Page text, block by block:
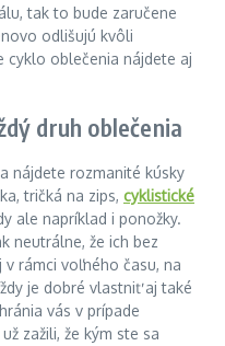
tak to bude zaručene
odlišujú kvôli
cyklo oblečenia nájdete aj
druh oblečenia
nájdete rozmanité kúsky
tričká na zips, cyklistické
ale napríklad i ponožky.
neutrálne, že ich bez
rámci voľného času, na
je dobré vlastniť aj také
vás v prípade
zažili, že kým ste sa